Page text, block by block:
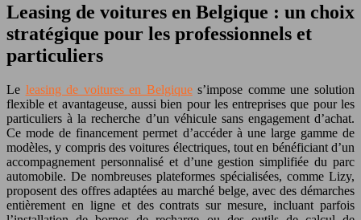
Leasing de voitures en Belgique : un choix
stratégique pour les professionnels et
particuliers
Le leasing de voitures en Belgiques’impose comme une solution
flexible et avantageuse, aussi bien pour les entreprises que pour les
particuliers à la recherche d’un véhicule sans engagement d’achat.
Ce mode de financement permet d’accéder à une large gamme de
modèles, y compris des voitures électriques, tout en bénéficiant d’un
accompagnement personnalisé et d’une gestion simplifiée du parc
automobile. De nombreuses plateformes spécialisées, comme Lizy,
proposent des offres adaptées au marché belge, avec des démarches
entièrement en ligne et des contrats sur mesure, incluant parfois